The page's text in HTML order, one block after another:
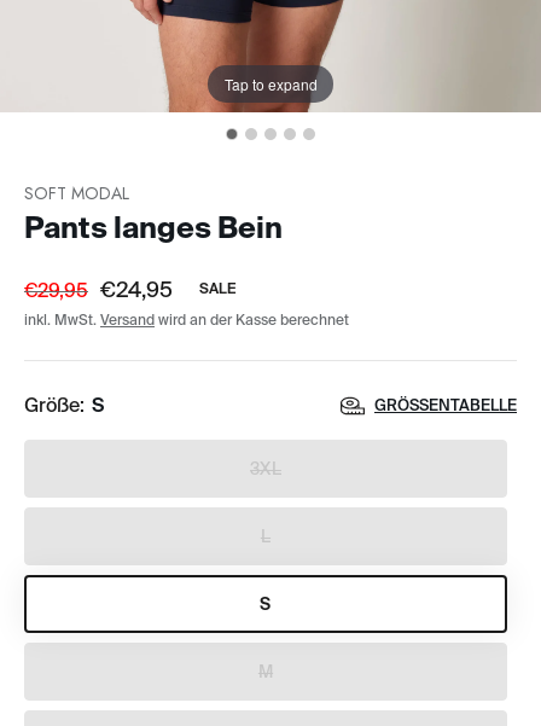
Tap to expand
SOFT MODAL
Pants langes Bein
€29,95 €24,95
SALE
inkl. MwSt. Versand wird an der Kasse berechnet
Größe: S GRÖSSENTABELLE
3XL
L
S
M